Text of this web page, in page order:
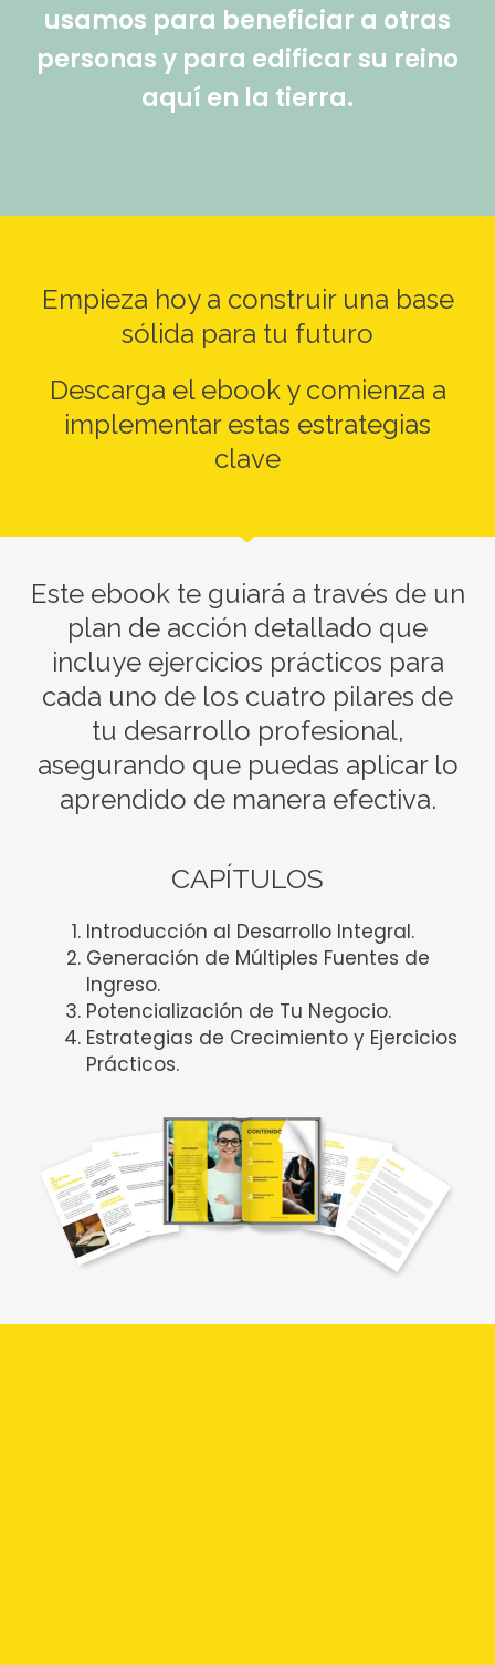
usamos para beneficiar a otras
personas y para edificar su reino
aquí en la tierra.
Empieza hoy a construir una base
sólida para tu futuro
Descarga el ebook y comienza a
implementar estas estrategias
clave
Este ebook te guiará a través de un
plan de acción detallado que
incluye ejercicios prácticos para
cada uno de los cuatro pilares de
tu desarrollo profesional,
asegurando que puedas aplicar lo
aprendido de manera efectiva.
CAPÍTULOS
Introducción al Desarrollo Integral.
Generación de Múltiples Fuentes de
Ingreso.
Potencialización de Tu Negocio.
Estrategias de Crecimiento y Ejercicios
Prácticos.